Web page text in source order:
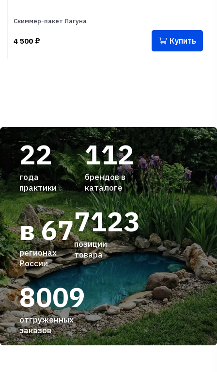
Скиммер-пакет Лагуна
4 500 ₽ Купить
22
года
практики
112
брендов в
каталоге
7123
позиции
товара
8009
отгруженных
заказов
в 67
регионах
России